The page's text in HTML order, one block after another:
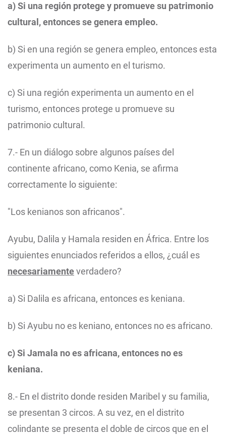
a) Si una región protege y promueve su patrimonio
cultural, entonces se genera empleo.
b) Si en una región se genera empleo, entonces esta
experimenta un aumento en el turismo.
c) Si una región experimenta un aumento en el
turismo, entonces protege u promueve su
patrimonio cultural.
7.- En un diálogo sobre algunos países del
continente africano, como Kenia, se afirma
correctamente lo siguiente:
"Los kenianos son africanos".
Ayubu, Dalila y Hamala residen en África. Entre los
siguientes enunciados referidos a ellos, ¿cuál es
necesariamenteverdadero?
a) Si Dalila es africana, entonces es keniana.
b) Si Ayubu no es keniano, entonces no es africano.
c) Si Jamala no es africana, entonces no es
keniana.
8.- En el distrito donde residen Maribel y su familia,
se presentan 3 circos. A su vez, en el distrito
colindante se presenta el doble de circos que en el